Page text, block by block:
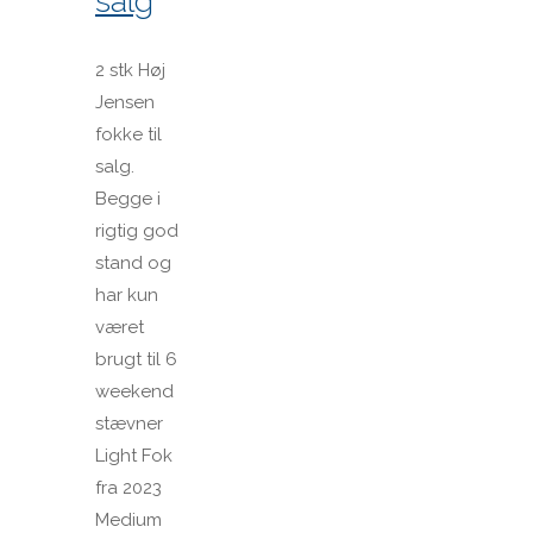
2 stk Høj
Jensen
fokke til
salg.
Begge i
rigtig god
stand og
har kun
været
brugt til 6
weekend
stævner
Light Fok
fra 2023
Medium